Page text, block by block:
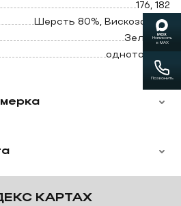
костюм в любую точку
с курьерскими службами,
на дом, оплата после
176, 182
Шерсть 80%, Вискоза 20%
Зеленый
однотонный
КАРТАХ
Написать
в MAX
Позвонить